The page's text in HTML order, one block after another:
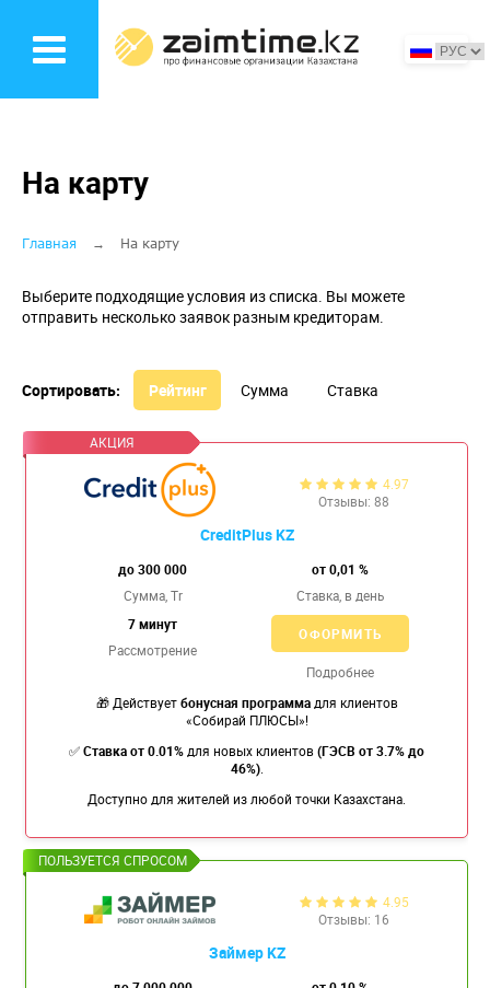
основному
На карту
Строка
навигации
Главная На карту
Выберите подходящие условия из списка. Вы можете
отправить несколько заявок разным кредиторам.
Сортировать: Рейтинг Сумма Ставка
4.97
Отзывы: 88
CreditPlus KZ
до 300 000
Сумма, Tr
от 0,01 %
Ставка, в день
7 минут
Рассмотрение
ОФОРМИТЬ
Подробнее
🎁 Действуетбонусная программадля клиентов
«Собирай ПЛЮСЫ»!
✅Ставка от 0.01% для новых клиентов (ГЭСВ от 3.7% до
46%).
Доступно для жителей из любой точки Казахстана.
4.95
Отзывы: 16
Займер KZ